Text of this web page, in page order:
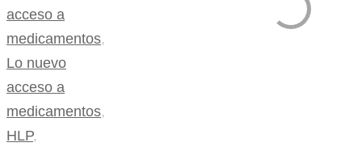
acceso a
medicamentos,
Lo nuevo
acceso a
medicamentos,
HLP,